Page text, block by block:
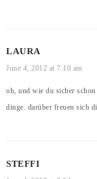
LAURA
June 4, 2012 at 7:10 am
oh, und wie du sicher
dinge. darüber freuen sich
STEFFI